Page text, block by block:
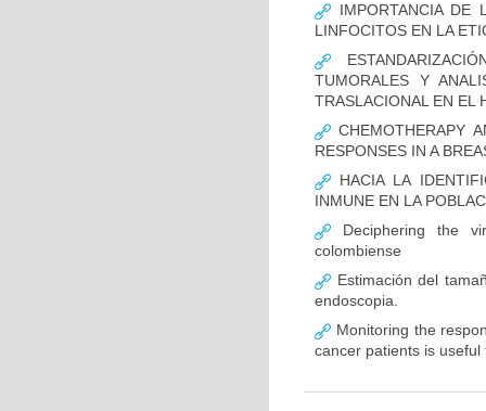
IMPORTANCIA DE
LINFOCITOS EN LA
TUMORALES Y
TRASLACIONAL EN EL
CHEMOTHERAPY
RESPONSES IN A
HACIA LA
INMUNE EN LA
Deciphering the
colombiense
Estimación del
endoscopia.
Monitoring the
cancer patients is